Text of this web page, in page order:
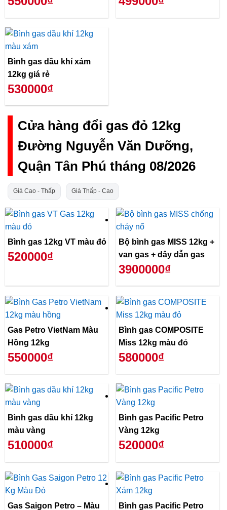
Bình gas dầu khí xám
12kg giá rẻ
530000₫
Cửa hàng đổi gas đỏ 12kg
Đường Nguyễn Văn Dưỡng,
Quận Tân Phú tháng 08/2026
Giá Cao - Thấp Giá Thấp - Cao
Bình gas 12kg VT màu đỏ
520000₫
Bộ bình gas MISS 12kg +
van gas + dây dẫn gas
3900000₫
Gas Petro VietNam Màu
Hồng 12kg
550000₫
Bình gas COMPOSITE
Miss 12kg màu đỏ
580000₫
Bình gas dầu khí 12kg
màu vàng
510000₫
Bình gas Pacific Petro
Vàng 12kg
520000₫
Gas Saigon Petro – Màu Bình gas Pacific Petro